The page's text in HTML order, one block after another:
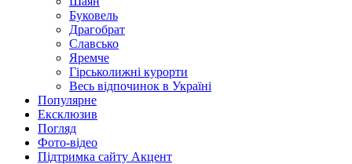
Буковель
Драгобрат
Славсько
Яремче
Гірськолижні курорти
Весь відпочинок в Україні
Популярне
Ексклюзив
Погляд
Фото-відео
Підтримка сайту Акцент